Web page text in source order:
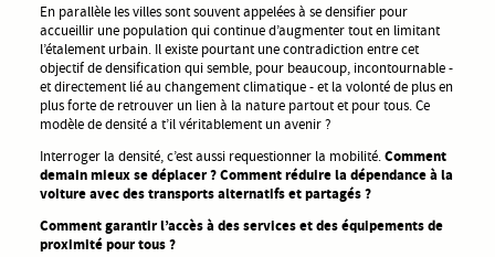
En parallèle les villes sont souvent appelées à se densifier pour
accueillir une population qui continue d’augmenter tout en limitant
l’étalement urbain. Il existe pourtant une contradiction entre cet
objectif de densification qui semble, pour beaucoup, incontournable -
et directement lié au changement climatique - et la volonté de plus en
plus forte de retrouver un lien à la nature partout et pour tous. Ce
modèle de densité a t’il véritablement un avenir ?
Interroger la densité, c’est aussi requestionner la mobilité.Comment
demain mieux se déplacer ? Comment réduire la dépendance à la
voiture avec des transports alternatifs et partagés ?
Comment garantir l’accès à des services et des équipements de
proximité pour tous ?